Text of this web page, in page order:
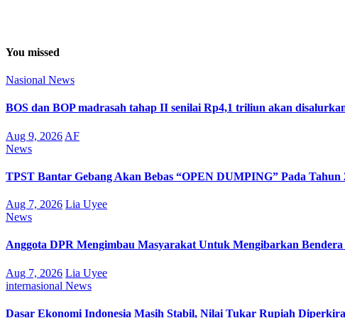
You missed
Nasional News
BOS dan BOP madrasah tahap II senilai Rp4,1 triliun akan
Aug 9, 2026 AF
News
TPST Bantar Gebang Akan Bebas “OPEN DUMPING” Pada Tahun
Aug 7, 2026 Lia Uyee
News
Anggota DPR Mengimbau Masyarakat Untuk Mengibarkan
Aug 7, 2026 Lia Uyee
internasional News
Dasar Ekonomi Indonesia Masih Stabil, Nilai Tukar Rupiah